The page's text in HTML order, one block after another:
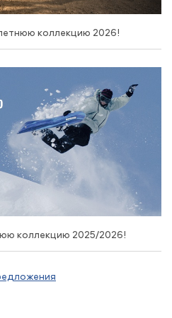
коллекцию 2026!
коллекцию 2025/2026!